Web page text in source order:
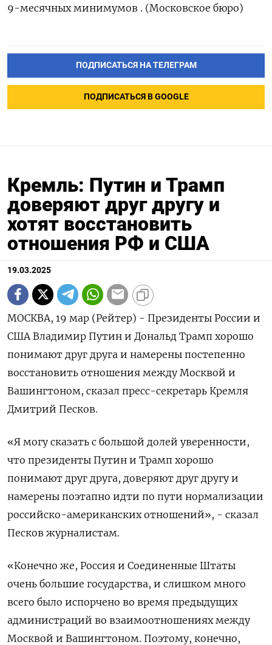
9-месячных минимумов . (Московское бюро)
ПОДПИСАТЬСЯ НА ТЕЛЕГРАМ
ПОДПИСАТЬСЯ В GOOGLE
Кремль: Путин и Трамп
доверяют друг другу и
хотят восстановить
отношения РФ и США
19.03.2025
МОСКВА, 19 мар (Рейтер) - Президенты России и
США Владимир Путин и Дональд Трамп хорошо
понимают друг друга и намерены постепенно
восстановить отношения между Москвой и
Вашингтоном, сказал пресс-секретарь Кремля
Дмитрий Песков.
«Я могу сказать с большой долей уверенности,
что президенты Путин и Трамп хорошо
понимают друг друга, доверяют друг другу и
намерены поэтапно идти по пути нормализации
российско-американских отношений», - сказал
Песков журналистам.
«Конечно же, Россия и Соединенные Штаты
очень большие государства, и слишком много
всего было испорчено во время предыдущих
администраций во взаимоотношениях между
Москвой и Вашингтоном. Поэтому, конечно,